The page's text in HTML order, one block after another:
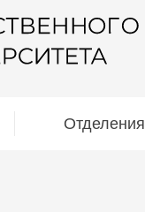
Отделения